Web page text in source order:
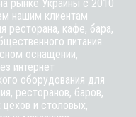
рынке Украины с 2010
нашим клиентам
ресторана, кафе, бара,
питания.
оснащении,
интернет
оборудования для
ресторанов, баров,
цехов и столовых,